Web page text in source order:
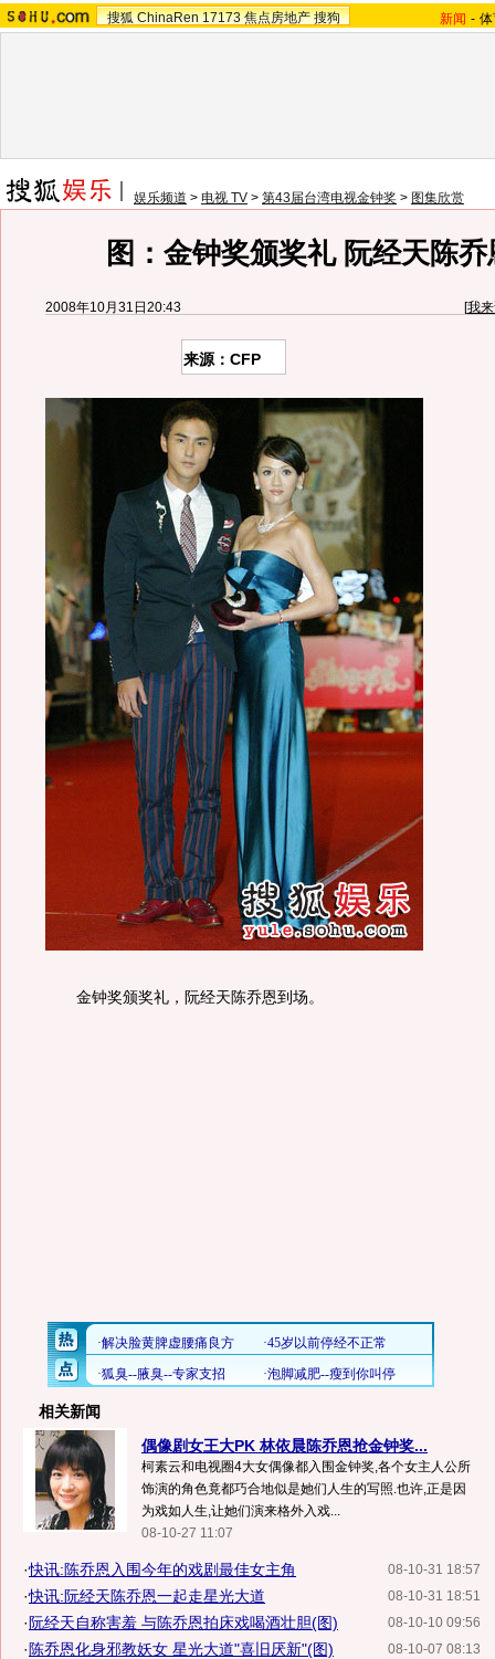
搜狐 ChinaRen 17173 焦点房地产 搜狗 新闻 -
娱乐频道 > 电视 TV > 第43届台湾电视金钟奖 > 图集欣赏
图：金钟奖颁奖礼 阮经天陈
2008年10月31日20:43 [我
来源：CFP
金钟奖颁奖礼，阮经天陈乔恩到场。
相关新闻
偶像剧女王大PK 林依晨陈乔恩抢金钟奖...
柯素云和电视圈4大女偶像都入围金钟奖,各个女主人公所
饰演的角色竟都巧合地似是她们人生的写照.也许,正是因
为戏如人生,让她们演来格外入戏...
08-10-27 11:07
08-10-31 18:57
·快讯:陈乔恩入围今年的戏剧最佳女主角
08-10-31 18:51
·快讯:阮经天陈乔恩一起走星光大道
08-10-10 09:56
· 阮经天自称害羞 与陈乔恩拍床戏喝酒壮胆(图)
08-10-07 08:13
· 陈乔恩化身邪教妖女 星光大道"喜旧厌新"(图)